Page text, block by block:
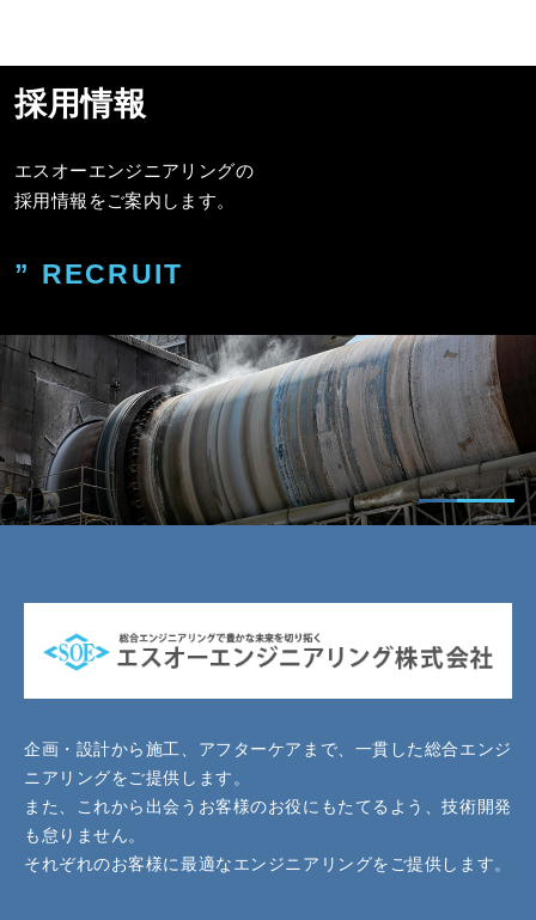
採用情報
エスオーエンジニアリングの
採用情報をご案内します。
” RECRUIT
企画・設計から施工、アフターケアまで、一貫した総合エンジ
ニアリングをご提供します。
また、これから出会うお客様のお役にもたてるよう、技術開発
も怠りません。
それぞれのお客様に最適なエンジニアリングをご提供します。